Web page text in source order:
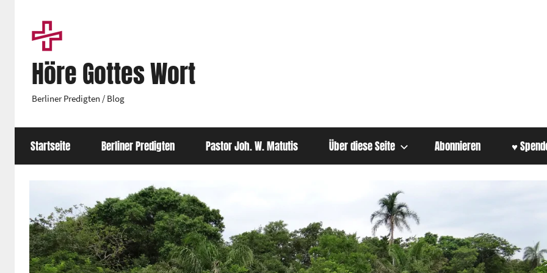
springen
Höre Gottes Wort
Berliner Predigten / Blog
Startseite Berliner Predigten Pastor Joh. W. Matutis Über diese Seite Abonnieren ♥